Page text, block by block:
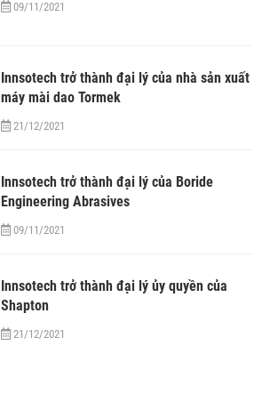
09/11/2021
Innsotech trở thành đại lý của nhà sản xuất
máy mài dao Tormek
21/12/2021
Innsotech trở thành đại lý của Boride
Engineering Abrasives
09/11/2021
Innsotech trở thành đại lý ủy quyền của
Shapton
21/12/2021